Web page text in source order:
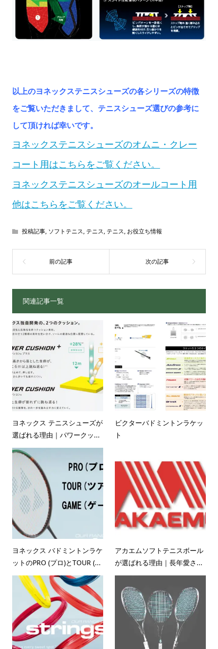
以上のヨネックステニスシューズの各シリーズの特徴
をご覧いただきまして、テニスシューズ選びの参考に
して頂ければ幸いです。
ヨネックステニスシューズのオムニ・クレー
コート用はこちら をご覧ください。
ヨネックステニスシューズのオールコート用
他はこちらをご覧ください。
投稿記事, ソフトテニス,テニス,テニス, お役立ち情報
関連記事一覧
ヨネックス テニスシューズが
選ばれる理由｜パワークッ...
ビクターバドミントンラケッ
ト
ヨネックス バドミントンラケ
ットのPRO (プロ)とTOUR (...
アカエムソフトテニスボール
が選ばれる理由｜長年愛さ...